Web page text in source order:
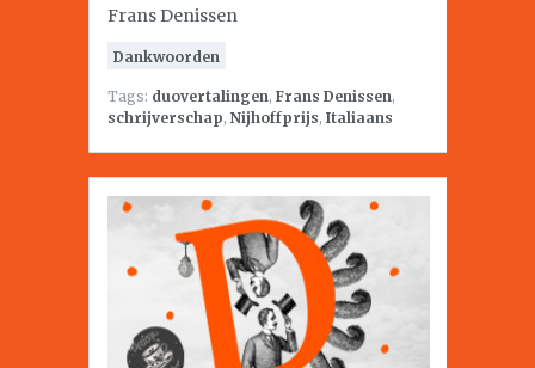
Frans Denissen
Dankwoorden
Tags: duovertalingen, Frans Denissen,
schrijverschap, Nijhoffprijs, Italiaans